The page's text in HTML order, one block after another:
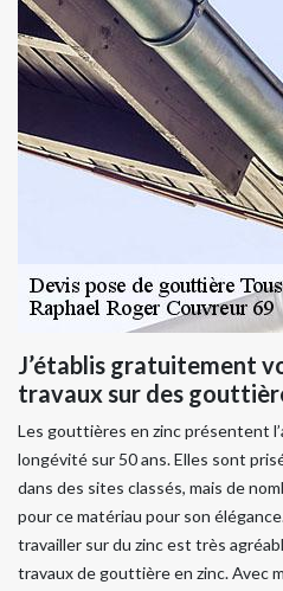
J’établis gratuitement
travaux sur des
Les gouttières en zinc présentent
longévité sur 50 ans. Elles sont
dans des sites classés, mais de
pour ce matériau pour son
travailler sur du zinc est très
travaux de gouttière en zinc. Avec